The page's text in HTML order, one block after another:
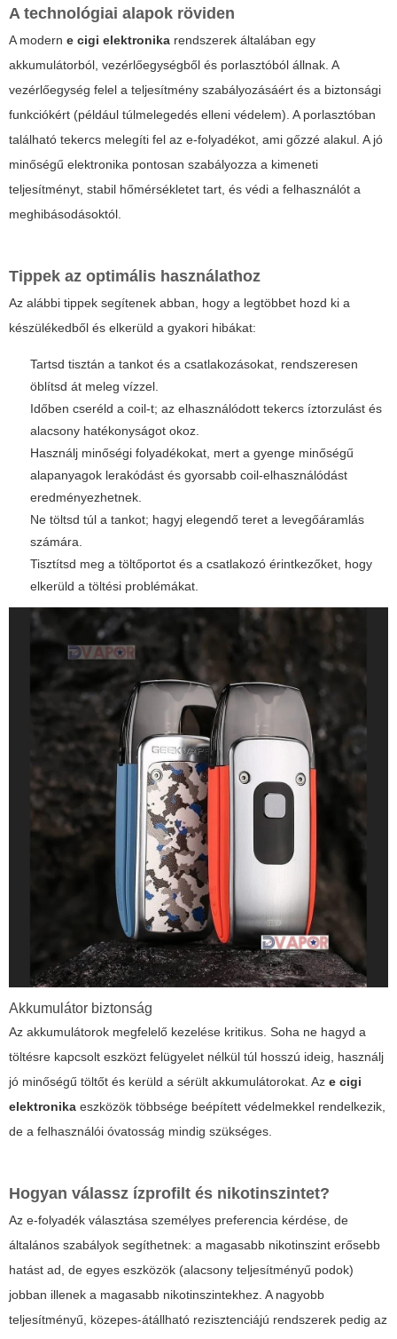
A technológiai alapok röviden
A modern e cigi elektronika rendszerek általában egy
akkumulátorból, vezérlőegységből és porlasztóból állnak. A
vezérlőegység felel a teljesítmény szabályozásáért és a biztonsági
funkciókért (például túlmelegedés elleni védelem). A porlasztóban
található tekercs melegíti fel az e-folyadékot, ami gőzzé alakul. A jó
minőségű elektronika pontosan szabályozza a kimeneti
teljesítményt, stabil hőmérsékletet tart, és védi a felhasználót a
meghibásodásoktól.
Tippek az optimális használathoz
Az alábbi tippek segítenek abban, hogy a legtöbbet hozd ki a
készülékedből és elkerüld a gyakori hibákat:
Tartsd tisztán a tankot és a csatlakozásokat, rendszeresen
öblítsd át meleg vízzel.
Időben cseréld a coil-t; az elhasználódott tekercs íztorzulást és
alacsony hatékonyságot okoz.
Használj minőségi folyadékokat, mert a gyenge minőségű
alapanyagok lerakódást és gyorsabb coil-elhasználódást
eredményezhetnek.
Ne töltsd túl a tankot; hagyj elegendő teret a levegőáramlás
számára.
Tisztítsd meg a töltőportot és a csatlakozó érintkezőket, hogy
elkerüld a töltési problémákat.
Akkumulátor biztonság
Az akkumulátorok megfelelő kezelése kritikus. Soha ne hagyd a
töltésre kapcsolt eszközt felügyelet nélkül túl hosszú ideig, használj
jó minőségű töltőt és kerüld a sérült akkumulátorokat. Az e cigi
elektronika eszközök többsége beépített védelmekkel rendelkezik,
de a felhasználói óvatosság mindig szükséges.
Hogyan válassz ízprofilt és nikotinszintet?
Az e-folyadék választása személyes preferencia kérdése, de
általános szabályok segíthetnek: a magasabb nikotinszint erősebb
hatást ad, de egyes eszközök (alacsony teljesítményű podok)
jobban illenek a magasabb nikotinszintekhez. A nagyobb
teljesítményű, közepes-átállható rezisztenciájú rendszerek pedig az